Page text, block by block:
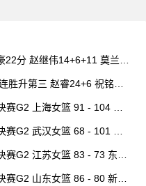
分 赵继伟14+6+11 莫兰德
胜升第三 赵睿24+6 祝铭震1
G2 上海女篮 91 - 104 四
G2 武汉女篮 68 - 101 山
G2 江苏女篮 83 - 73 东莞
G2 山东女篮 86 - 80 新疆